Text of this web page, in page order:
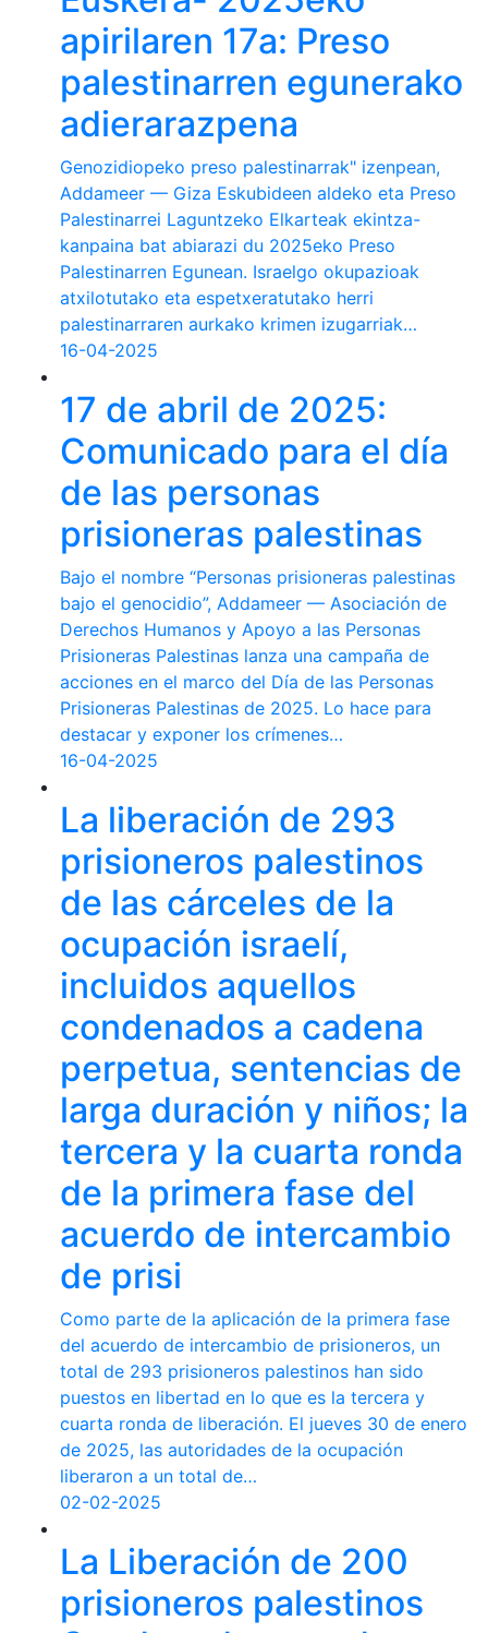
apirilaren 17a: Preso
palestinarren egunerako
adierarazpena
Genozidiopeko preso palestinarrak" izenpean,
Addameer — Giza Eskubideen aldeko eta Preso
Palestinarrei Laguntzeko Elkarteak ekintza-
kanpaina bat abiarazi du 2025eko Preso
Palestinarren Egunean. Israelgo okupazioak
atxilotutako eta espetxeratutako herri
palestinarraren aurkako krimen izugarriak…
16-04-2025
17 de abril de 2025:
Comunicado para el día
de las personas
prisioneras palestinas
Bajo el nombre “Personas prisioneras palestinas
bajo el genocidio”, Addameer — Asociación de
Derechos Humanos y Apoyo a las Personas
Prisioneras Palestinas lanza una campaña de
acciones en el marco del Día de las Personas
Prisioneras Palestinas de 2025. Lo hace para
destacar y exponer los crímenes…
16-04-2025
La liberación de 293
prisioneros palestinos
de las cárceles de la
ocupación israelí,
incluidos aquellos
condenados a cadena
perpetua, sentencias de
larga duración y niños; la
tercera y la cuarta ronda
de la primera fase del
acuerdo de intercambio
de prisi
Como parte de la aplicación de la primera fase
del acuerdo de intercambio de prisioneros, un
total de 293 prisioneros palestinos han sido
puestos en libertad en lo que es la tercera y
cuarta ronda de liberación. El jueves 30 de enero
de 2025, las autoridades de la ocupación
liberaron a un total de…
02-02-2025
La Liberación de 200
prisioneros palestinos